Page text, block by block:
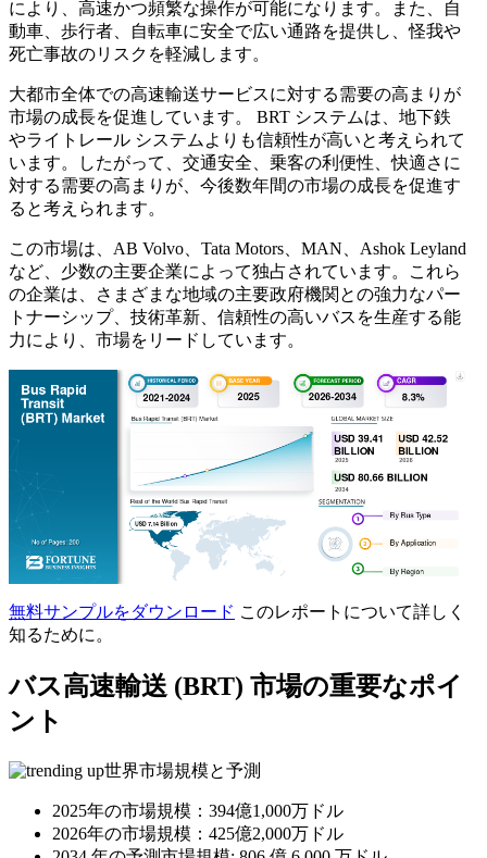
により、高速かつ頻繁な操作が可能になります。また、自
動車、歩行者、自転車に安全で広い通路を提供し、怪我や
死亡事故のリスクを軽減します。
大都市全体での高速輸送サービスに対する需要の高まりが
市場の成長を促進しています。 BRT システムは、地下鉄
やライトレール システムよりも信頼性が高いと考えられて
います。したがって、交通安全、乗客の利便性、快適さに
対する需要の高まりが、今後数年間の市場の成長を促進す
ると考えられます。
この市場は、AB Volvo、Tata Motors、MAN、Ashok Leyland
など、少数の主要企業によって独占されています。これら
の企業は、さまざまな地域の主要政府機関との強力なパー
トナーシップ、技術革新、信頼性の高いバスを生産する能
力により、市場をリードしています。
無料サンプルをダウンロード このレポートについて詳しく
知るために。
バス高速輸送 (BRT) 市場の重要なポイ
ント
世界市場規模と予測
2025年の市場規模：394億1,000万ドル
2026年の市場規模：425億2,000万ドル